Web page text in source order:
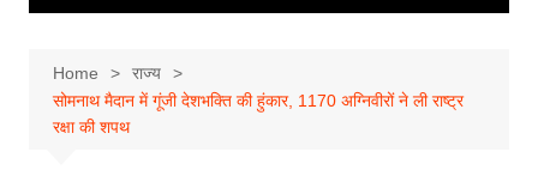
Home
राज्य
सोमनाथ मैदान में गूंजी देशभक्ति की हुंकार, 1170 अग्निवीरों ने ली राष्ट्र
रक्षा की शपथ